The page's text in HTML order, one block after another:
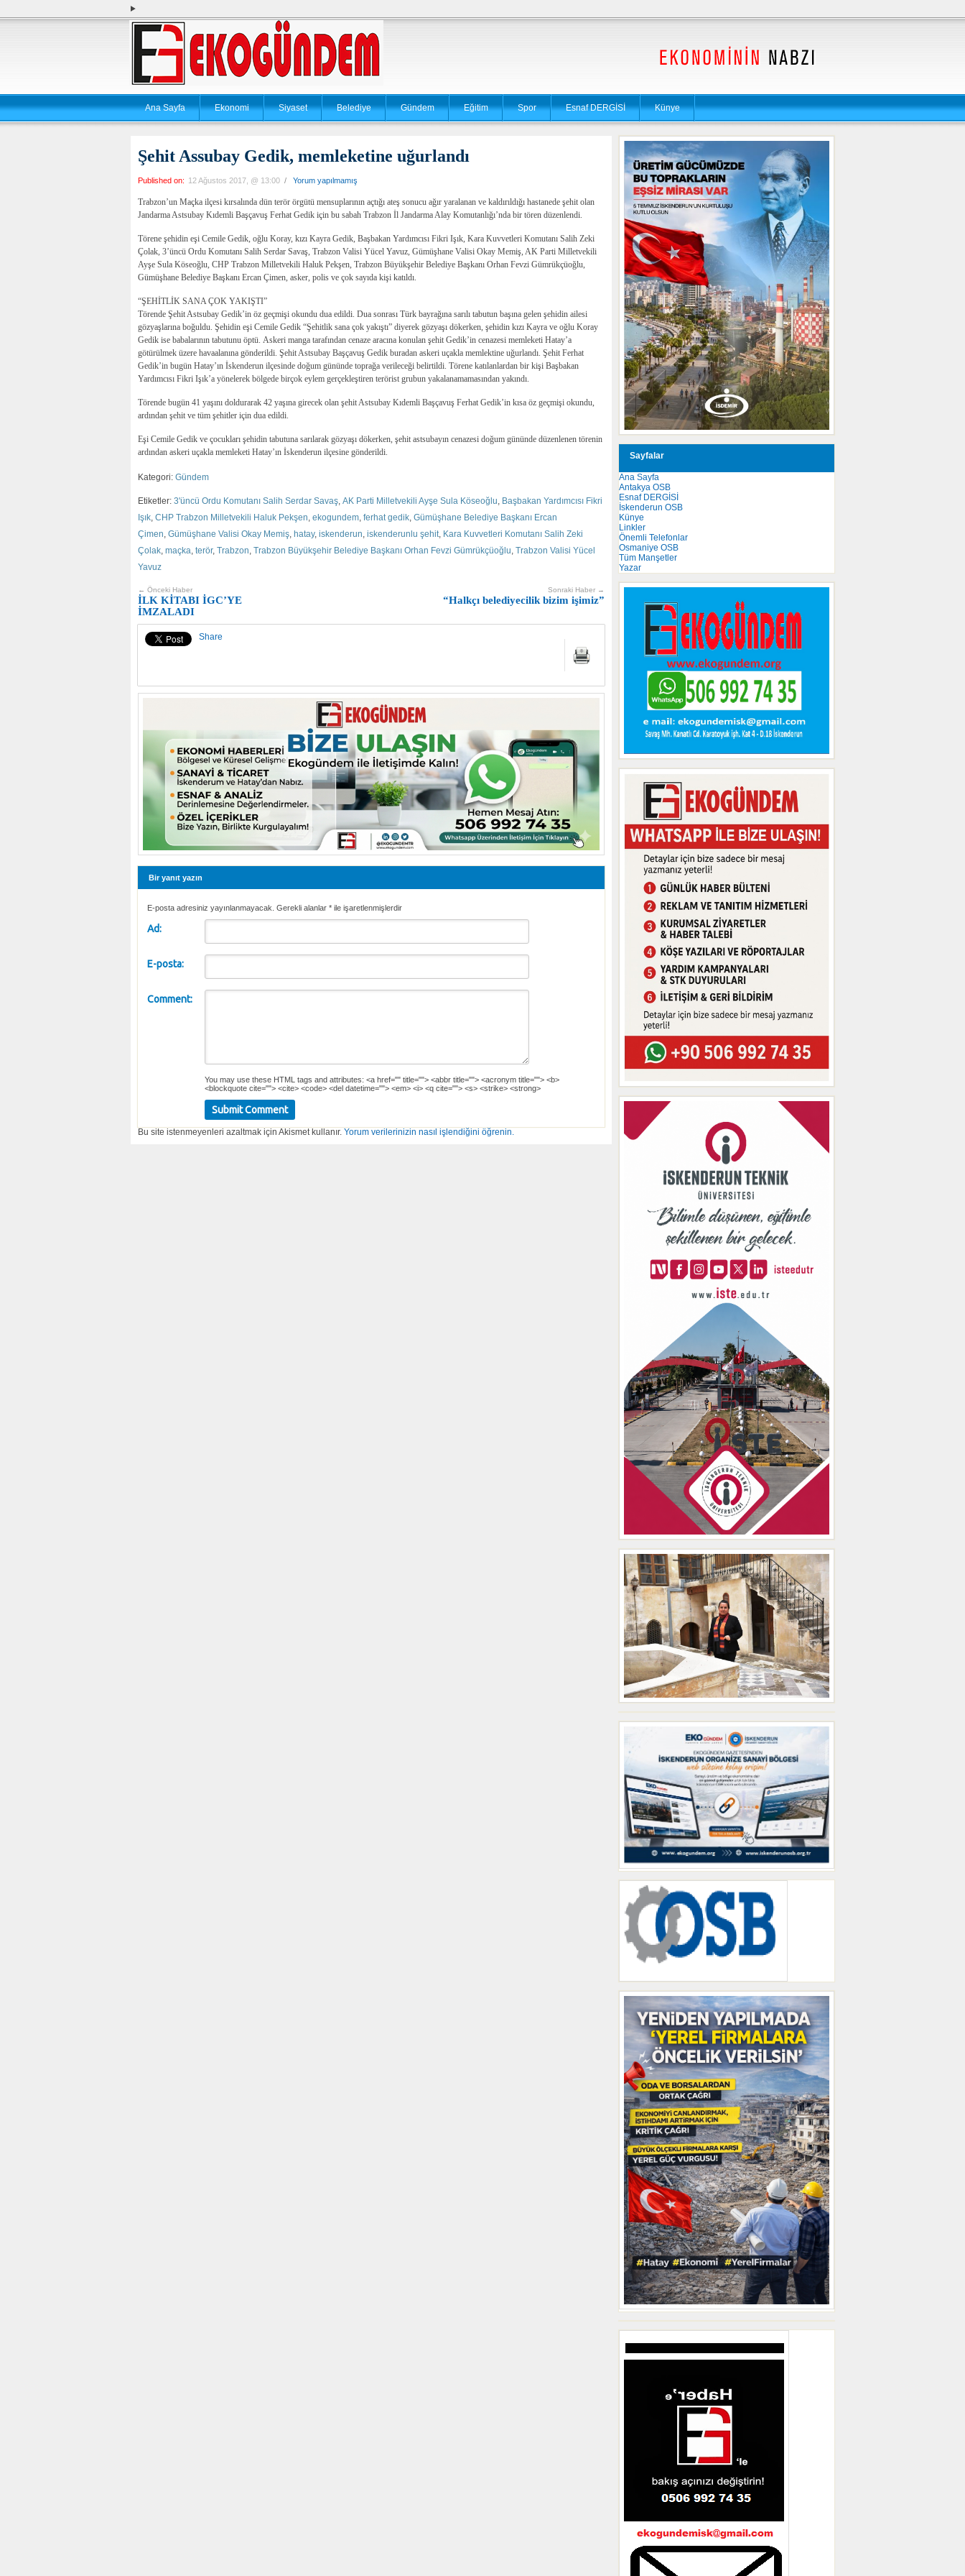
Ana Sayfa Ekonomi Siyaset Belediye Gündem Eğitim Spor Esnaf DERGİSİ Künye
Şehit Assubay Gedik, memleketine uğurlandı
Published on: 12 Ağustos 2017, @ 13:00 / Yorum yapılmamış
Trabzon’un Maçka ilçesi kırsalında dün terör örgütü mensuplarının açtığı ateş sonucu ağır yaralanan ve kaldırıldığı hastanede şehit olan
Jandarma Astsubay Kıdemli Başçavuş Ferhat Gedik için bu sabah Trabzon İl Jandarma Alay Komutanlığı’nda bir tören düzenlendi.
Törene şehidin eşi Cemile Gedik, oğlu Koray, kızı Kayra Gedik, Başbakan Yardımcısı Fikri Işık, Kara Kuvvetleri Komutanı Salih Zeki
Çolak, 3’üncü Ordu Komutanı Salih Serdar Savaş, Trabzon Valisi Yücel Yavuz, Gümüşhane Valisi Okay Memiş, AK Parti Milletvekili
Ayşe Sula Köseoğlu, CHP Trabzon Milletvekili Haluk Pekşen, Trabzon Büyükşehir Belediye Başkanı Orhan Fevzi Gümrükçüoğlu,
Gümüşhane Belediye Başkanı Ercan Çimen, asker, polis ve çok sayıda kişi katıldı.
“ŞEHİTLİK SANA ÇOK YAKIŞTI”
Törende Şehit Astsubay Gedik’in öz geçmişi okundu dua edildi. Dua sonrası Türk bayrağına sarılı tabutun başına gelen şehidin ailesi
gözyaşlarına boğuldu. Şehidin eşi Cemile Gedik “Şehitlik sana çok yakıştı” diyerek gözyaşı dökerken, şehidin kızı Kayra ve oğlu Koray
Gedik ise babalarının tabutunu öptü. Askeri manga tarafından cenaze aracına konulan şehit Gedik’in cenazesi memleketi Hatay’a
götürülmek üzere havaalanına gönderildi. Şehit Astsubay Başçavuş Gedik buradan askeri uçakla memlektine uğurlandı. Şehit Ferhat
Gedik’in bugün Hatay’ın İskenderun ilçesinde doğum gününde toprağa verileceği belirtildi. Törene katılanlardan bir kişi Başbakan
Yardımcısı Fikri Işık’a yönelerek bölgede birçok eylem gerçekleştiren terörist grubun yakalanamamasından yakındı.
Törende bugün 41 yaşını doldurarak 42 yaşına girecek olan şehit Astsubay Kıdemli Başçavuş Ferhat Gedik’in kısa öz geçmişi okundu,
ardından şehit ve tüm şehitler için dua edildi.
Eşi Cemile Gedik ve çocukları şehidin tabutuna sarılarak gözyaşı dökerken, şehit astsubayın cenazesi doğum gününde düzenlenen törenin
ardından askeri uçakla memleketi Hatay’ın İskenderun ilçesine gönderildi.
Kategori: Gündem
Etiketler: 3'üncü Ordu Komutanı Salih Serdar Savaş, AK Parti Milletvekili Ayşe Sula Köseoğlu, Başbakan Yardımcısı Fikri
Işık, CHP Trabzon Milletvekili Haluk Pekşen, ekogundem, ferhat gedik, Gümüşhane Belediye Başkanı Ercan
Çimen, Gümüşhane Valisi Okay Memiş, hatay, iskenderun, iskenderunlu şehit, Kara Kuvvetleri Komutanı Salih Zeki
Çolak, maçka, terör, Trabzon, Trabzon Büyükşehir Belediye Başkanı Orhan Fevzi Gümrükçüoğlu, Trabzon Valisi Yücel
Yavuz
Sonraki Haber →
“Halkçı belediyecilik bizim işimiz”
← Önceki Haber
İLK KİTABI İGC’YE
İMZALADI
Share
Bir yanıt yazın
E-posta adresiniz yayınlanmayacak. Gerekli alanlar * ile işaretlenmişlerdir
Ad:
E-posta:
Comment:
You may use these HTML tags and attributes: <a href="" title=""> <abbr title=""> <acronym title=""> <b>
<blockquote cite=""> <cite> <code> <del datetime=""> <em> <i> <q cite=""> <s> <strike> <strong>
Bu site istenmeyenleri azaltmak için Akismet kullanır. Yorum verilerinizin nasıl işlendiğini öğrenin.
Sayfalar
Ana Sayfa
Antakya OSB
Esnaf DERGİSİ
İskenderun OSB
Künye
Linkler
Önemli Telefonlar
Osmaniye OSB
Tüm Manşetler
Yazar